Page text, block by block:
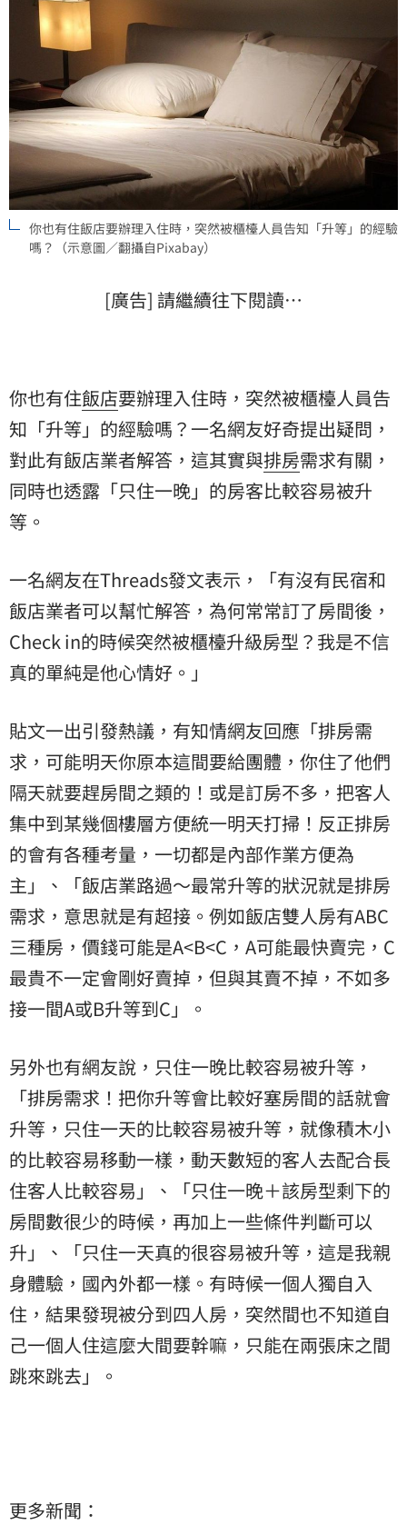
你也有住飯店要辦理入住時，突然被櫃檯人員告知「升等」的經驗
嗎？（示意圖／翻攝自Pixabay）
[廣告] 請繼續往下閱讀…
你也有住飯店要辦理入住時，突然被櫃檯人員告
知「升等」的經驗嗎？一名網友好奇提出疑問，
對此有飯店業者解答，這其實與排房需求有關，
同時也透露「只住一晚」的房客比較容易被升
等。
一名網友在Threads發文表示，「有沒有民宿和
飯店業者可以幫忙解答，為何常常訂了房間後，
Check in的時候突然被櫃檯升級房型？我是不信
真的單純是他心情好。」
貼文一出引發熱議，有知情網友回應「排房需
求，可能明天你原本這間要給團體，你住了他們
隔天就要趕房間之類的！或是訂房不多，把客人
集中到某幾個樓層方便統一明天打掃！反正排房
的會有各種考量，一切都是內部作業方便為
主」、「飯店業路過～最常升等的狀況就是排房
需求，意思就是有超接。例如飯店雙人房有ABC
三種房，價錢可能是A<B<C，A可能最快賣完，C
最貴不一定會剛好賣掉，但與其賣不掉，不如多
接一間A或B升等到C」。
另外也有網友說，只住一晚比較容易被升等，
「排房需求！把你升等會比較好塞房間的話就會
升等，只住一天的比較容易被升等，就像積木小
的比較容易移動一樣，動天數短的客人去配合長
住客人比較容易」、「只住一晚＋該房型剩下的
房間數很少的時候，再加上一些條件判斷可以
升」、「只住一天真的很容易被升等，這是我親
身體驗，國內外都一樣。有時候一個人獨自入
住，結果發現被分到四人房，突然間也不知道自
己一個人住這麼大間要幹嘛，只能在兩張床之間
跳來跳去」。
更多新聞：